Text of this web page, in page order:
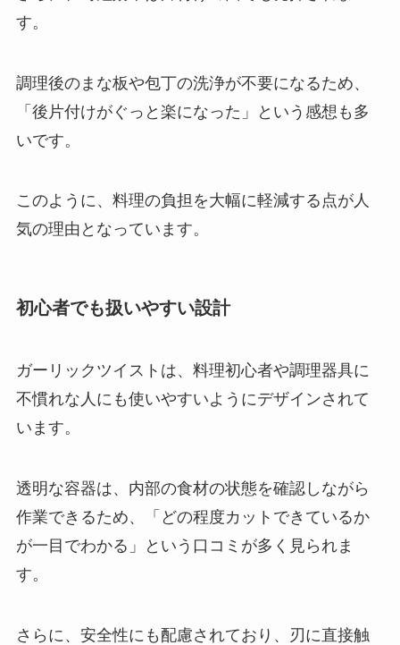
す。
調理後のまな板や包丁の洗浄が不要になるため、
「後片付けがぐっと楽になった」という感想も多
いです。
このように、料理の負担を大幅に軽減する点が人
気の理由となっています。
初心者でも扱いやすい設計
ガーリックツイストは、料理初心者や調理器具に
不慣れな人にも使いやすいようにデザインされて
います。
透明な容器は、内部の食材の状態を確認しながら
作業できるため、「どの程度カットできているか
が一目でわかる」という口コミが多く見られま
す。
さらに、安全性にも配慮されており、刃に直接触